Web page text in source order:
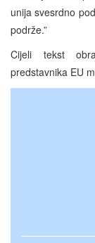
unija svesrdno
podrže.”
Cijeli tekst
predstavnika EU